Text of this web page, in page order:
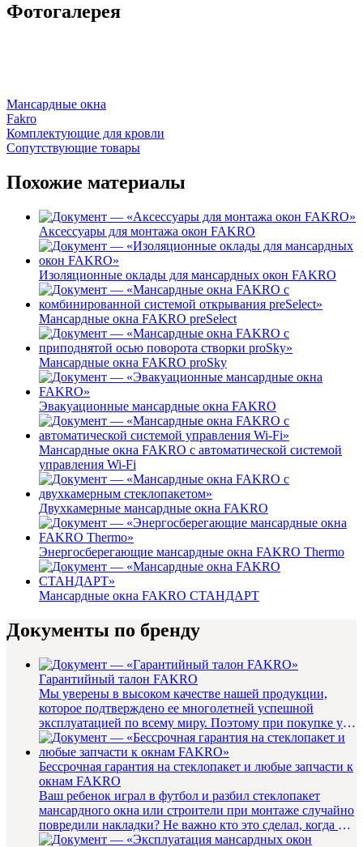
Фотогалерея
Мансардные окна
Fakro
Комплектующие для кровли
Сопутствующие товары
Похожие материалы
Аксессуары для монтажа окон FAKRO
Изоляционные оклады для мансардных окон FAKRO
Мансардные окна FAKRO preSelect
Мансардные окна FAKRO proSky
Эвакуационные мансардные окна FAKRO
Мансардные окна FAKRO с автоматической системой
управления Wi-Fi
Двухкамерные мансардные окна FAKRO
Энергосберегающие мансардные окна FAKRO Thermo
Мансардные окна FAKRO СТАНДАРТ
Документы по бренду
Гарантийный талон FAKRO
Мы уверены в высоком качестве нашей продукции,
которое подтверждено ее многолетней успешной
эксплуатацией по всему миру. Поэтому при покупке у
любого из официальных ...
Бессрочная гарантия на стеклопакет и любые запчасти к
окнам FAKRO
Ваш ребенок играл в футбол и разбил стеклопакет
мансардного окна или строители при монтаже случайно
повредили накладки? Не важно кто это сделал, когда и
как! Стеклоп...